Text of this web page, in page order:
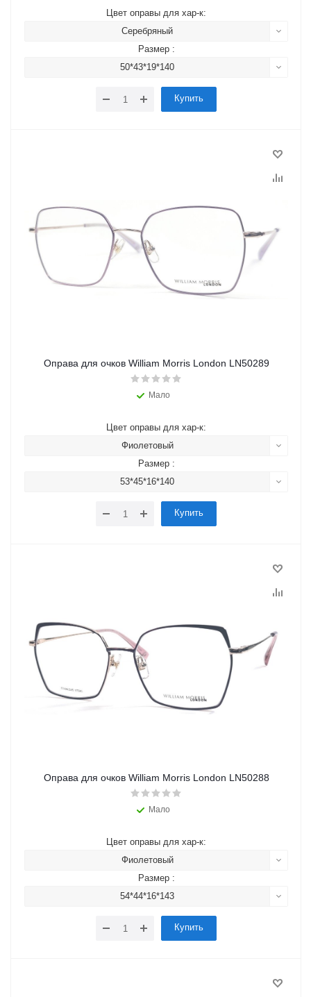
Цвет оправы для хар-к:
Серебряный
Размер :
50*43*19*140
Купить
Оправа для очков William Morris London LN50289
Мало
Цвет оправы для хар-к:
Фиолетовый
Размер :
53*45*16*140
Купить
Оправа для очков William Morris London LN50288
Мало
Цвет оправы для хар-к:
Фиолетовый
Размер :
54*44*16*143
Купить